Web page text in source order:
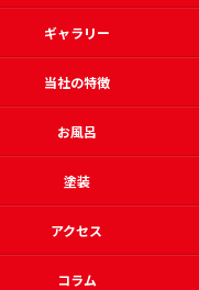
ギャラリー
当社の特徴
お風呂
塗装
アクセス
コラム